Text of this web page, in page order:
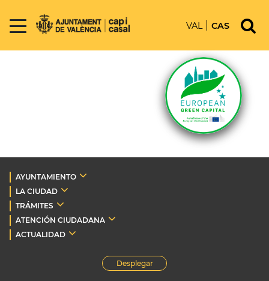
VAL CAS
AYUNTAMIENTO
LA CIUDAD
TRÁMITES
ATENCIÓN CIUDADANA
ACTUALIDAD
Desplegar